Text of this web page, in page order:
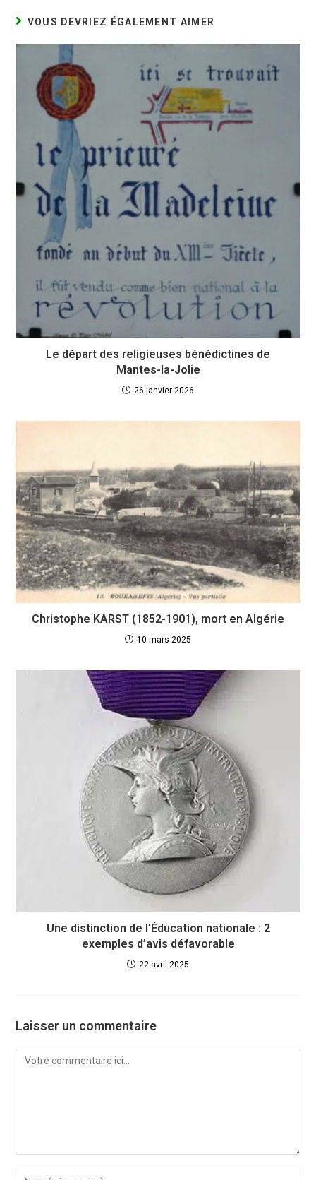
VOUS DEVRIEZ ÉGALEMENT AIMER
Le départ des religieuses bénédictines de
Mantes-la-Jolie
26 janvier 2026
Christophe KARST (1852-1901), mort en Algérie
10 mars 2025
Une distinction de l’Éducation nationale : 2
exemples d’avis défavorable
22 avril 2025
Laisser un commentaire